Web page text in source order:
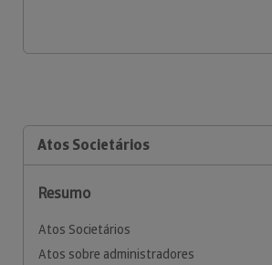
Atos Societários
Resumo
Atos Societários
Atos sobre administradores